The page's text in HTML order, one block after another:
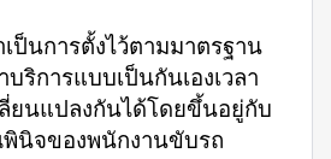
เป็นการตั้งไว้ตามมาตรฐาน
บริการแบบเป็นกันเองเวลา
ยนแปลงกันได้โดยขึ้นอยู่กับ
นิจของพนักงานขับรถ